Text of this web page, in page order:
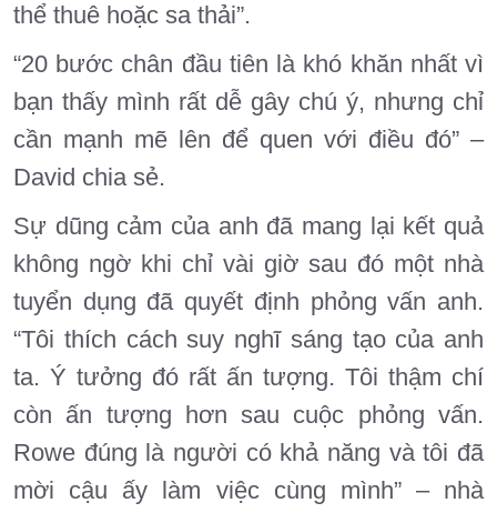
thể thuê hoặc sa thải”.
“20 bước chân đầu tiên là khó khăn nhất vì
bạn thấy mình rất dễ gây chú ý, nhưng chỉ
cần mạnh mẽ lên để quen với điều đó” –
David chia sẻ.
Sự dũng cảm của anh đã mang lại kết quả
không ngờ khi chỉ vài giờ sau đó một nhà
tuyển dụng đã quyết định phỏng vấn anh.
“Tôi thích cách suy nghĩ sáng tạo của anh
ta. Ý tưởng đó rất ấn tượng. Tôi thậm chí
còn ấn tượng hơn sau cuộc phỏng vấn.
Rowe đúng là người có khả năng và tôi đã
mời cậu ấy làm việc cùng mình” – nhà